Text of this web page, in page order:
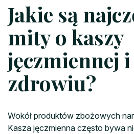
Jakie są
mity o kaszy
jęczmiennej i
zdrowiu?
Wokół produktów zbożowych
Kasza jęczmienna często bywa